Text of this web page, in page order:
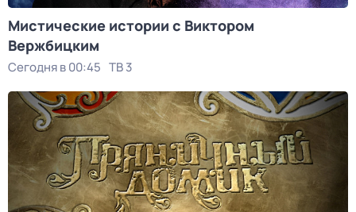
Мистические истории с Виктoром
Bержбицким
Сегодня в 00:45 ТВ 3